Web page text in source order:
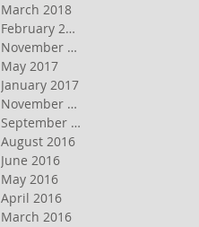
March 2018
February 2018
November 2017
May 2017
January 2017
November 2016
September 2016
August 2016
June 2016
May 2016
April 2016
March 2016